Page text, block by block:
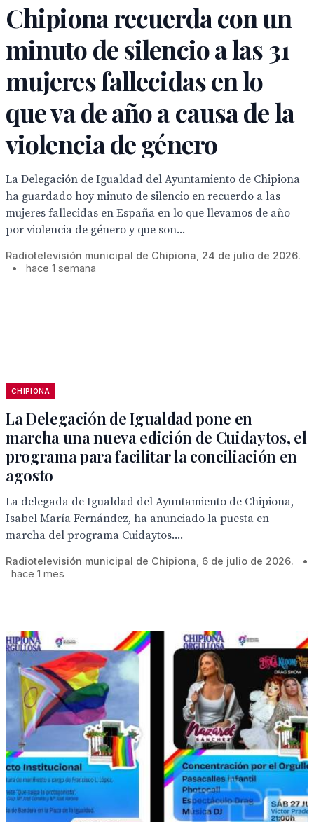
Chipiona recuerda con un
minuto de silencio a las 31
mujeres fallecidas en lo
que va de año a causa de la
violencia de género
La Delegación de Igualdad del Ayuntamiento de Chipiona
ha guardado hoy minuto de silencio en recuerdo a las
mujeres fallecidas en España en lo que llevamos de año
por violencia de género y que son...
Radiotelevisión municipal de Chipiona, 24 de julio de 2026.
•
hace 1 semana
CHIPIONA
La Delegación de Igualdad pone en
marcha una nueva edición de Cuidaytos, el
programa para facilitar la conciliación en
agosto
La delegada de Igualdad del Ayuntamiento de Chipiona,
Isabel María Fernández, ha anunciado la puesta en
marcha del programa Cuidaytos....
Radiotelevisión municipal de Chipiona, 6 de julio de 2026.
•
hace 1 mes